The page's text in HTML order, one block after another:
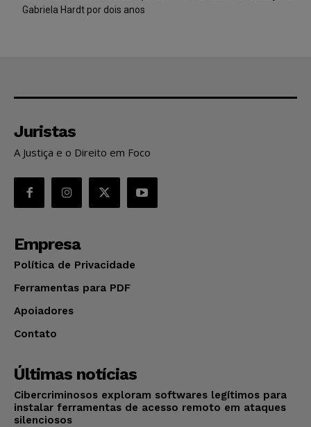
Gabriela Hardt por dois anos
Juristas
A Justiça e o Direito em Foco
Empresa
Política de Privacidade
Ferramentas para PDF
Apoiadores
Contato
Últimas notícias
Cibercriminosos exploram softwares legítimos para
instalar ferramentas de acesso remoto em ataques
silenciosos